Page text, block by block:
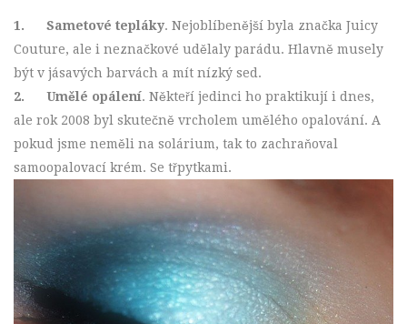
1. Sametové tepláky. Nejoblíbenější byla značka Juicy
Couture, ale i neznačkové udělaly parádu. Hlavně musely
být v jásavých barvách a mít nízký sed.
2. Umělé opálení. Někteří jedinci ho praktikují i dnes,
ale rok 2008 byl skutečně vrcholem umělého opalování. A
pokud jsme neměli na solárium, tak to zachraňoval
samoopalovací krém. Se třpytkami.